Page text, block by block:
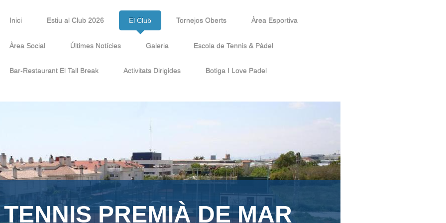
Inici Estiu al Club 2026 El Club Tornejos Oberts Àrea Esportiva
Àrea Social Últimes Notícies Galeria Escola de Tennis & Pàdel
Bar-Restaurant El Tall Break Activitats Dirigides Botiga I Love Padel
PREMIÀ DE MAR